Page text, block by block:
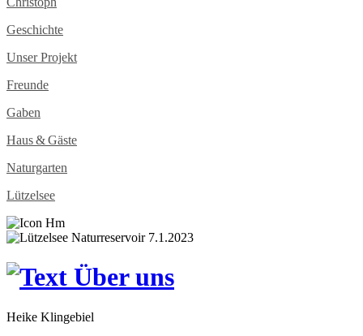
Geschichte
Unser Projekt
Freunde
Gaben
Haus & Gäste
Naturgarten
Lützelsee
Heike Klingebiel